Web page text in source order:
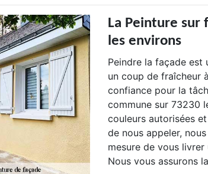
La Peinture sur
les environs
Peindre la façade
un coup de fraîcheur
confiance pour la
commune sur 73230
couleurs autorisées
de nous appeler,
mesure de vous
Nous vous assurons